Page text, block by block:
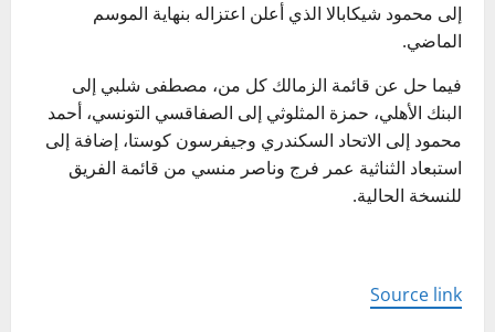
إلى محمود شيكابالا الذي أعلن اعتزاله بنهاية الموسم
الماضي.
فيما حل عن قائمة الزمالك كل من، مصطفى شلبي إلى
البنك الأهلي، حمزة المثلوثي إلى الصفاقسي التونسي، أحمد
محمود إلى الاتحاد السكندري وجيفرسون كوستا، إضافة إلى
استبعاد الثناثية عمر فرج وناصر منسي من قائمة الفريق
للنسخة الحالية.
Source link